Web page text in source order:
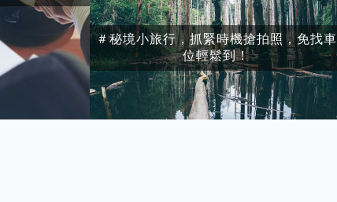
＃秘境小旅行，抓緊時機搶拍照，免找車
位輕鬆到！